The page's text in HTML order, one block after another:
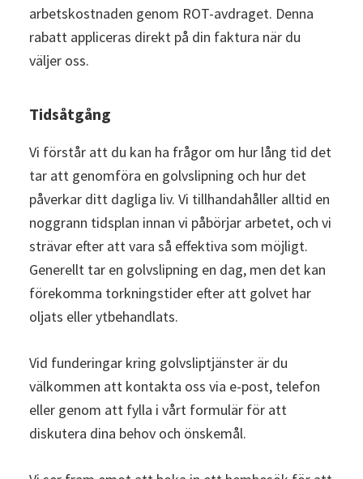
arbetskostnaden genom ROT-avdraget. Denna
rabatt appliceras direkt på din faktura när du
väljer oss.
Tidsåtgång
Vi förstår att du kan ha frågor om hur lång tid det
tar att genomföra en golvslipning och hur det
påverkar ditt dagliga liv. Vi tillhandahåller alltid en
noggrann tidsplan innan vi påbörjar arbetet, och vi
strävar efter att vara så effektiva som möjligt.
Generellt tar en golvslipning en dag, men det kan
förekomma torkningstider efter att golvet har
oljats eller ytbehandlats.
Vid funderingar kring golvsliptjänster är du
välkommen att kontakta oss via e-post, telefon
eller genom att fylla i vårt formulär för att
diskutera dina behov och önskemål.